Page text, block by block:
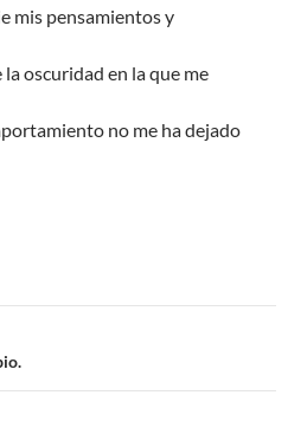
mis pensamientos y
oscuridad en la que me
no me ha dejado